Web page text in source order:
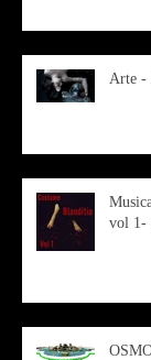
Arte -
vol 1-